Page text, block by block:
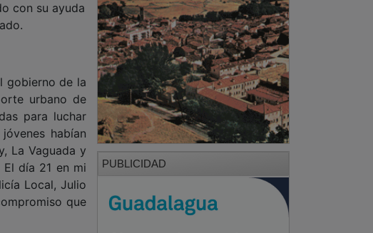
con su ayuda
gobierno de la
urbano de
para luchar
habían
La Vaguada y
día 21 en mi
Local, Julio
que
PUBLICIDAD